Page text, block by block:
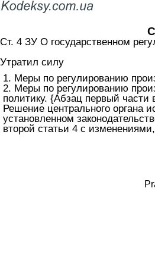
Ст. 4 ЗУ О государственном
Утратил силу
1. Меры по регулированию
2. Меры по регулированию
политику. {Абзац первый части
Решение центрального органа
установленном
второй статьи 4 с